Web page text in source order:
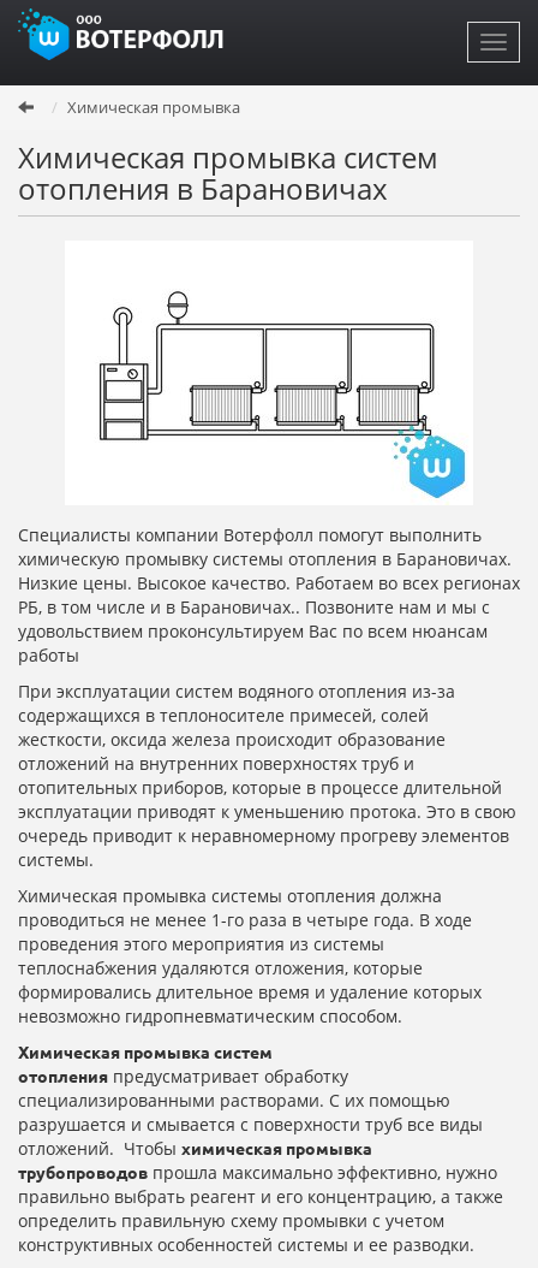
Перейти
основному
содержанию
Химическая промывка
Химическая промывка систем
отопления в Барановичах
Специалисты компании Вотерфолл помогут выполнить
химическую промывку системы отопления в Барановичах.
Низкие цены. Высокое качество. Работаем во всех регионах
РБ, в том числе и в Барановичах.. Позвоните нам и мы с
удовольствием проконсультируем Вас по всем нюансам
работы
При эксплуатации систем водяного отопления из-за
содержащихся в теплоносителе примесей, солей
жесткости, оксида железа происходит образование
отложений на внутренних поверхностях труб и
отопительных приборов, которые в процессе длительной
эксплуатации приводят к уменьшению протока. Это в свою
очередь приводит к неравномерному прогреву элементов
системы.
Химическая промывка системы отопления должна
проводиться не менее 1-го раза в четыре года. В ходе
проведения этого мероприятия из системы
теплоснабжения удаляются отложения, которые
формировались длительное время и удаление которых
невозможно гидропневматическим способом.
Химическая промывка систем
отопления предусматривает обработку
специализированными растворами. С их помощью
разрушается и смывается с поверхности труб все виды
отложений. Чтобы химическая промывка
трубопроводов прошла максимально эффективно, нужно
правильно выбрать реагент и его концентрацию, а также
определить правильную схему промывки с учетом
конструктивных особенностей системы и ее разводки.